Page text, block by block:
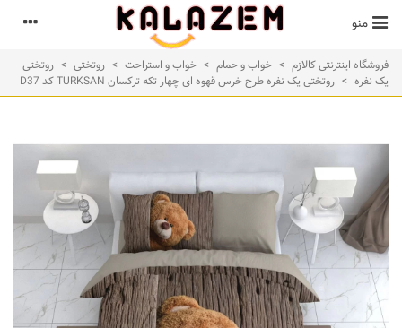
منو
فروشگاه اینترنتی کالازم > خواب و حمام > خواب و استراحت > روتختی > روتختی
یک نفره > روتختی یک نفره طرح خرس قهوه ای چهار تکه ترکسان TURKSAN کد D37